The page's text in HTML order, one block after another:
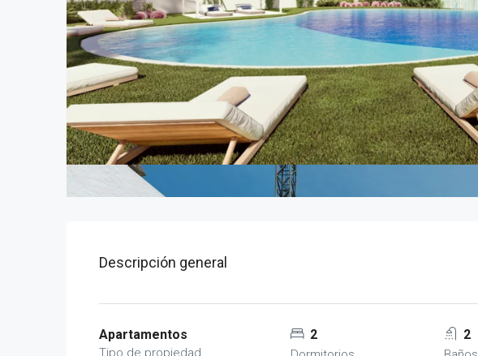
Descripción general
Apartamentos
Tipo de propiedad
2 2